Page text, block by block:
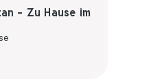
- Zu Hause im